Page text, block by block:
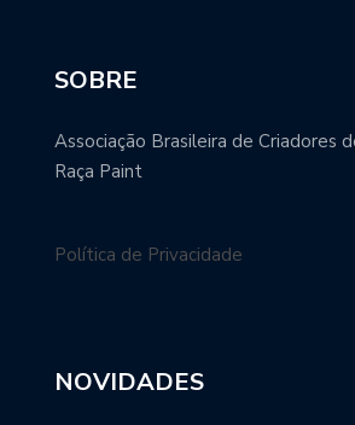
SOBRE
Associação Brasileira de Criadores
Raça Paint
Política de Privacidade
NOVIDADES